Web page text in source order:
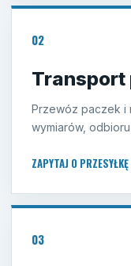
02
Transport
Przewóz paczek i
wymiarów,
ZAPYTAJ O PRZESYŁKĘ
03